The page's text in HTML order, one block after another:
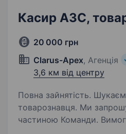
Касир АЗС,
20 000 грн
Clarus-Apex, Агенція
3,6 км від центру
Повна зайнятість. Шукаємо Касира АЗС —
товарознавця. Ми
частиною Команди.